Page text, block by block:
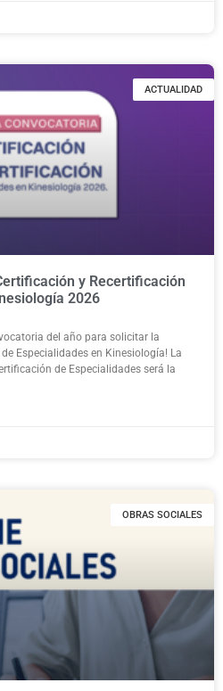
ACTUALIDAD
y Recertificación
2026
del año para solicitar la
Especialidades en Kinesiología! La
de Especialidades será la
OBRAS SOCIALES